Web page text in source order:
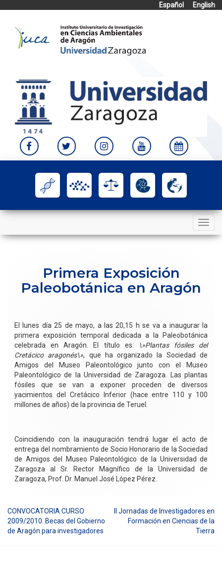
Español
English
content
Toggle
navigation
Primera Exposición
Paleobotánica en Aragón
El lunes día 25 de mayo, a las 20,15 h se va a inaugurar la
primera exposición temporal dedicada a la Paleobotánica
celebrada en Aragón. El título es:
\»Plantas fósiles del
Cretácico aragonés\», que ha organizado la Sociedad de
Amigos del Museo Paleontológico junto con el Museo
Paleontológico de la Universidad de Zaragoza. Las plantas
fósiles que se van a exponer proceden de diversos
yacimientos del Cretácico Inferior (hace entre 110 y 100
millones de años) de la provincia de Teruel.
Coincidiendo con la inauguración tendrá lugar el acto de
entrega del nombramiento de Socio Honorario de la Sociedad
de Amigos del Museo Paleontológico de la Universidad de
Zaragoza al Sr. Rector Magnífico de la Universidad de
Zaragoza, Prof. Dr. Manuel José López Pérez.
Navegación
de
CONVOCATORIA CURSO
2009/2010. Becas del Gobierno
de Aragón para investigadores
II Jornadas de Investigadores en
Formación en Ciencias de la
Tierra